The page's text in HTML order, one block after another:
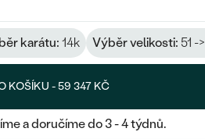
karátu: 14k Výběr velikosti: 51 -
KOŠÍKU -59 347 KČ
a doručíme do 3 - 4 týdnů.